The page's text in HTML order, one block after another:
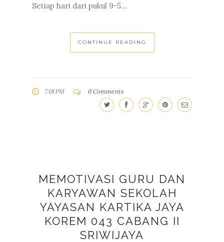
Setiap hari dari pukul 9-5...
CONTINUE READING
7:01 PM 0 Comments
MEMOTIVASI GURU DAN
KARYAWAN SEKOLAH
YAYASAN KARTIKA JAYA
KOREM 043 CABANG II
SRIWIJAYA